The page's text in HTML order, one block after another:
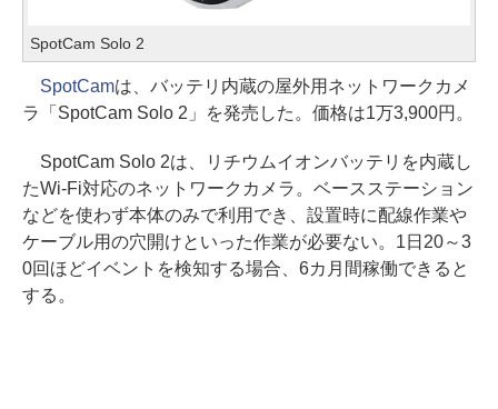
SpotCam Solo 2
SpotCamは、バッテリ内蔵の屋外用ネットワークカメ
ラ「SpotCam Solo 2」を発売した。価格は1万3,900円。
SpotCam Solo 2は、リチウムイオンバッテリを内蔵し
たWi-Fi対応のネットワークカメラ。ベースステーション
などを使わず本体のみで利用でき、設置時に配線作業や
ケーブル用の穴開けといった作業が必要ない。1日20～3
0回ほどイベントを検知する場合、6カ月間稼働できると
する。